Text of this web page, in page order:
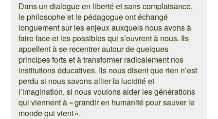
Dans un dialogue en liberté et sans complaisance,
le philosophe et le pédagogue ont échangé
longuement sur les enjeux auxquels nous avons à
faire face et les possibles qui s’ouvrent à nous. Ils
appellent à se recentrer autour de quelques
principes forts et à transformer radicalement nos
institutions éducatives. Ils nous disent que rien n’est
perdu si nous savons allier la lucidité et
l’imagination, si nous voulons aider les générations
qui viennent à « grandir en humanité pour sauver le
monde qui vient ».